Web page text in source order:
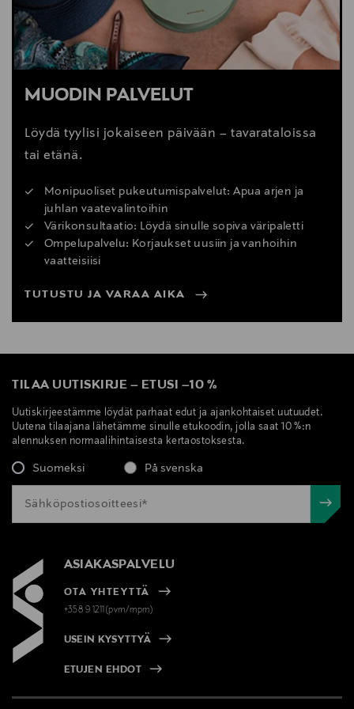
MUODIN PALVELUT
Löydä tyylisi jokaiseen päivään – tavarataloissa
tai etänä.
Monipuoliset pukeutumispalvelut: Apua arjen ja
juhlan vaatevalintoihin
Värikonsultaatio: Löydä sinulle sopiva väripaletti
Ompelupalvelu: Korjaukset uusiin ja vanhoihin
vaatteisiisi
TUTUSTU JA VARAA AIKA
TILAA UUTISKIRJE – ETUSI –10 %
Uutiskirjeestämme löydät parhaat edut ja ajankohtaiset uutuudet.
Uutena tilaajana lähetämme sinulle etukoodin, jolla saat 10 %:n
alennuksen normaalihintaisesta kertaostoksesta.
Suomeksi På svenska
ASIAKASPALVELU
OTA YHTEYTTÄ
+358 9 1211(pvm/mpm)
USEIN KYSYTTYÄ
ETUJEN EHDOT